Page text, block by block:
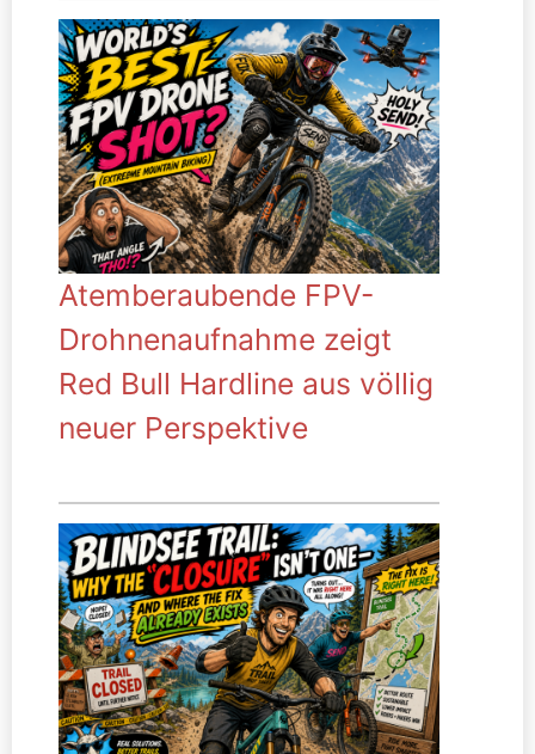
Atemberaubende FPV-
Drohnenaufnahme zeigt
Red Bull Hardline aus völlig
neuer Perspektive